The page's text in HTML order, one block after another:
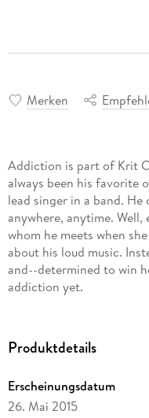
Merken
Addiction is part of Krit
always been his favorite
lead singer in a band. He
anywhere, anytime.
whom he meets when
about his loud music.
and--determined to win
addiction yet.
Produktdetails
Erscheinungsdatum
26. Mai 2015